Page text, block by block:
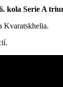
Serie A
Kvaratskhelia.